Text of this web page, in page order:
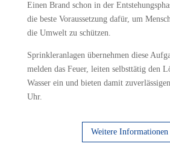
Einen Brand schon in der
die beste Voraussetzung dafür, um
die Umwelt zu schützen.
Sprinkleranlagen übernehmen diese
melden das Feuer, leiten selbsttätig den
Wasser ein und bieten damit
Uhr.
Weitere